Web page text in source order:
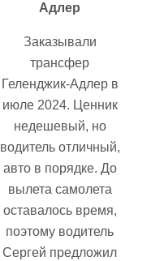
Адлер
Заказывали
трансфер
Геленджик-Адлер в
июле 2024. Ценник
недешевый, но
водитель отличный,
авто в порядке. До
вылета самолета
оставалось время,
поэтому водитель
Сергей предложил